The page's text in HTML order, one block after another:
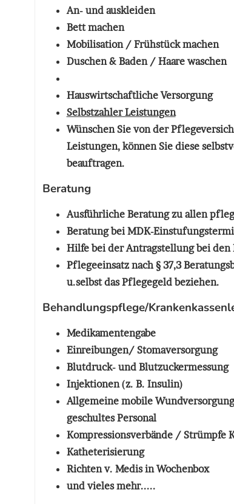
An- und auskleiden
Bett machen
Mobilisation / Frühstück machen
Duschen & Baden / Haare waschen
Hauswirtschaftliche Versorgung
Selbstzahler Leistungen
Wünschen Sie von der
Leistungen, können Sie diese
beauftragen.
Beratung
AusführlicheBeratungzu allen
Beratung bei MDK-
Hilfe bei der Antragstellung bei den
Pflegeeinsatz nach § 37,3
u.selbst das Pflegegeld beziehen.
Behandlungspflege/
Medikamentengabe
Einreibungen/ Stomaversorgung
Blutdruck- und Blutzuckermessung
Injektionen (z. B. Insulin)
Allgemeine mobile
geschultes Personal
Kompressionsverbände / Strümpfe
Katheterisierung
Richten v. Medis in Wochenbox
und vieles mehr.....